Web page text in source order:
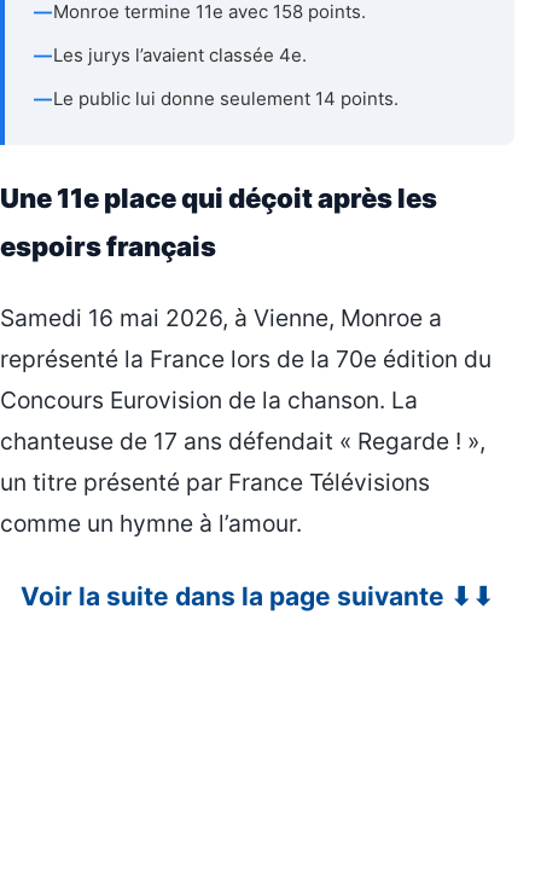
—Monroe termine 11e avec 158 points.
—Les jurys l’avaient classée 4e.
—Le public lui donne seulement 14 points.
Une 11e place qui déçoit après les
espoirs français
Samedi 16 mai 2026, à Vienne, Monroe a
représenté la France lors de la 70e édition du
Concours Eurovision de la chanson. La
chanteuse de 17 ans défendait « Regarde ! »,
un titre présenté par France Télévisions
comme un hymne à l’amour.
Voir la suite dans la page suivante ⬇⬇